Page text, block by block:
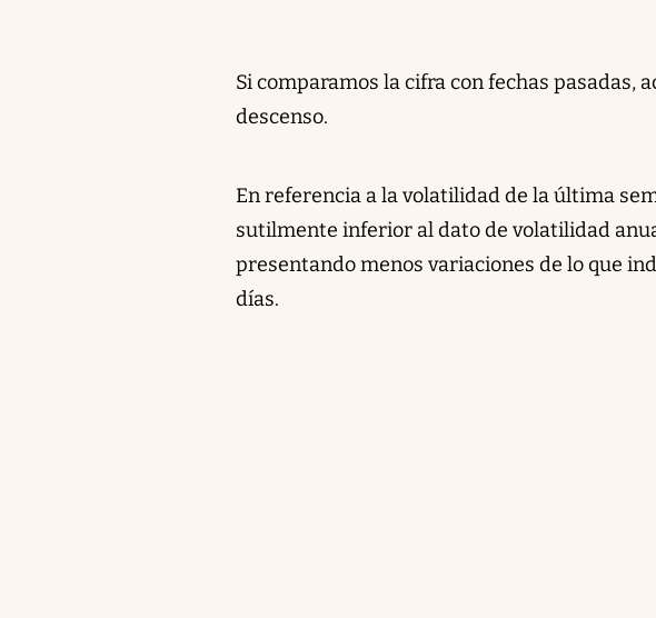
Si comparamos la cifra con fechas pasadas,
descenso.
En referencia a la volatilidad de la última
sutilmente inferior al dato de volatilidad
presentando menos variaciones de lo que
días.